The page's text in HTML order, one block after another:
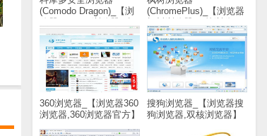
(Comodo Dragon)_【浏
摩多浏览器】(52.9M)
(ChromePlus)_【浏览器
器】(37.6M)
360浏览器_【浏览器360
浏览器,360浏览器官方】
搜狗浏览器_【浏览器搜
狗浏览器,双核浏览器】